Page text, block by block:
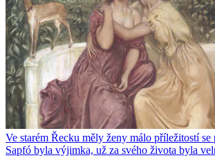
Ve starém Řecku měly ženy málo příležitostí se
Sapfó byla výjimka, už za svého života byla